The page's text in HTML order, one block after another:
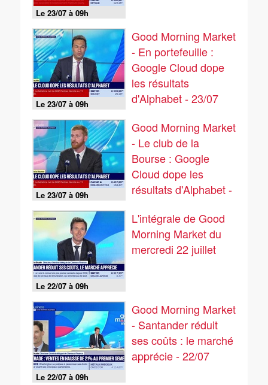
Le 23/07 à 09h
Le 23/07 à 09h
Good Morning Market
- En portefeuille :
Google Cloud dope
les résultats
d'Alphabet - 23/07
Le 23/07 à 09h
Good Morning Market
- Le club de la
Bourse : Google
Cloud dope les
résultats d'Alphabet -
Le 22/07 à 09h
L'intégrale de Good
Morning Market du
mercredi 22 juillet
Le 22/07 à 09h
Good Morning Market
- Santander réduit
ses coûts : le marché
apprécie - 22/07